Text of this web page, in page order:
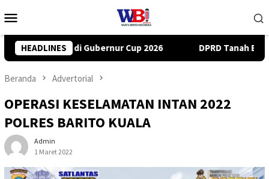
ke
Mobile
HEADLINES
DPRD Tanah Bumbu Desak PLN Batulicin Transparan Soal
Beranda Advertorial
OPERASI KESELAMATAN INTAN 2022
POLRES BARITO KUALA
Admin
1 Maret 2022